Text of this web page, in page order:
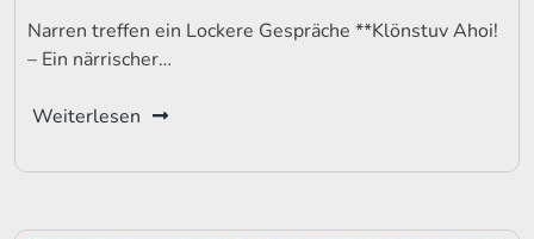
Narren treffen ein Lockere Gespräche **Klönstuv Ahoi!
– Ein närrischer…
Weiterlesen